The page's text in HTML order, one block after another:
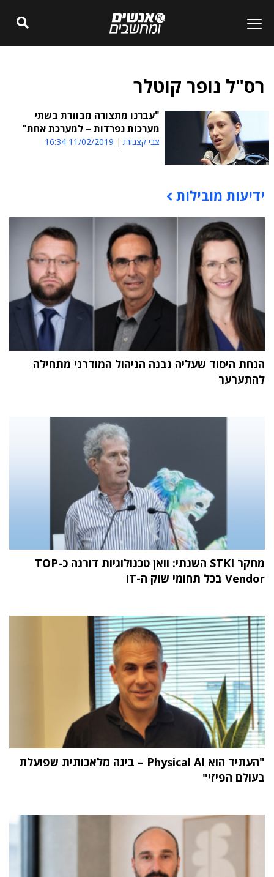
רס"ל נופר קוטלר
"עברנו מתצורה מבוזרת בשתי
מערכות נפרדות – למערכת אחת"
צבי קצבורג 11/02/2019 16:34
תוכן פרסומי
ידיעות מובילות
הנחת היסוד שעליה נבנה הניהול המודרני מתחילה
להתערער
מחקר STKI השנתי: וואן טכנולוגיות דורגה כ-TOP
Vendor בכל תחומי שוק ה-IT
"העתיד הוא Physical AI – בינה מלאכותית שפועלת
בעולם הפיזי"